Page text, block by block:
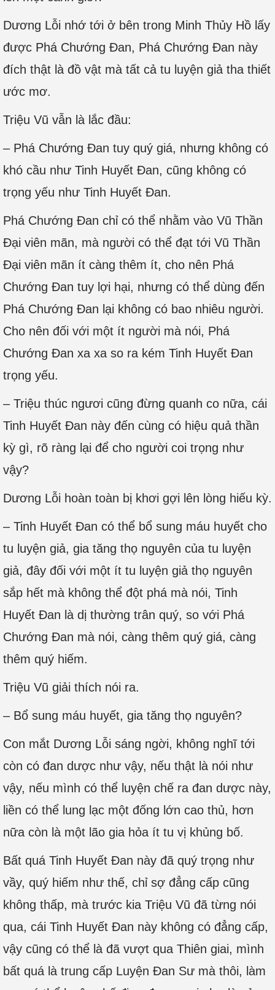
Dương Lỗi nhớ tới ở bên trong Minh Thủy Hồ lấy
được Phá Chướng Đan, Phá Chướng Đan này
đích thật là đồ vật mà tất cả tu luyện giả tha thiết
ước mơ.
Triệu Vũ vẫn là lắc đầu:
– Phá Chướng Đan tuy quý giá, nhưng không có
khó cầu như Tinh Huyết Đan, cũng không có
trọng yếu như Tinh Huyết Đan.
Phá Chướng Đan chỉ có thể nhằm vào Vũ Thần
Đại viên mãn, mà người có thể đạt tới Vũ Thần
Đại viên mãn ít càng thêm ít, cho nên Phá
Chướng Đan tuy lợi hại, nhưng có thể dùng đến
Phá Chướng Đan lại không có bao nhiêu người.
Cho nên đối với một ít người mà nói, Phá
Chướng Đan xa xa so ra kém Tinh Huyết Đan
trọng yếu.
– Triệu thúc ngươi cũng đừng quanh co nữa, cái
Tinh Huyết Đan này đến cùng có hiệu quả thần
kỳ gì, rõ ràng lại để cho người coi trọng như
vậy?
Dương Lỗi hoàn toàn bị khơi gợi lên lòng hiếu kỳ.
– Tinh Huyết Đan có thể bổ sung máu huyết cho
tu luyện giả, gia tăng thọ nguyên của tu luyện
giả, đây đối với một ít tu luyện giả thọ nguyên
sắp hết mà không thể đột phá mà nói, Tinh
Huyết Đan là dị thường trân quý, so với Phá
Chướng Đan mà nói, càng thêm quý giá, càng
thêm quý hiếm.
Triệu Vũ giải thích nói ra.
– Bổ sung máu huyết, gia tăng thọ nguyên?
Con mắt Dương Lỗi sáng ngời, không nghĩ tới
còn có đan dược như vậy, nếu thật là nói như
vậy, nếu mình có thể luyện chế ra đan dược này,
liền có thể lung lạc một đống lớn cao thủ, hơn
nữa còn là một lão gia hỏa ít tu vị khủng bố.
Bất quá Tinh Huyết Đan này đã quý trọng như
vầy, quý hiếm như thế, chỉ sợ đẳng cấp cũng
không thấp, mà trước kia Triệu Vũ đã từng nói
qua, cái Tinh Huyết Đan này không có đẳng cấp,
vậy cũng có thể là đã vượt qua Thiên giai, mình
bất quá là trung cấp Luyện Đan Sư mà thôi, làm